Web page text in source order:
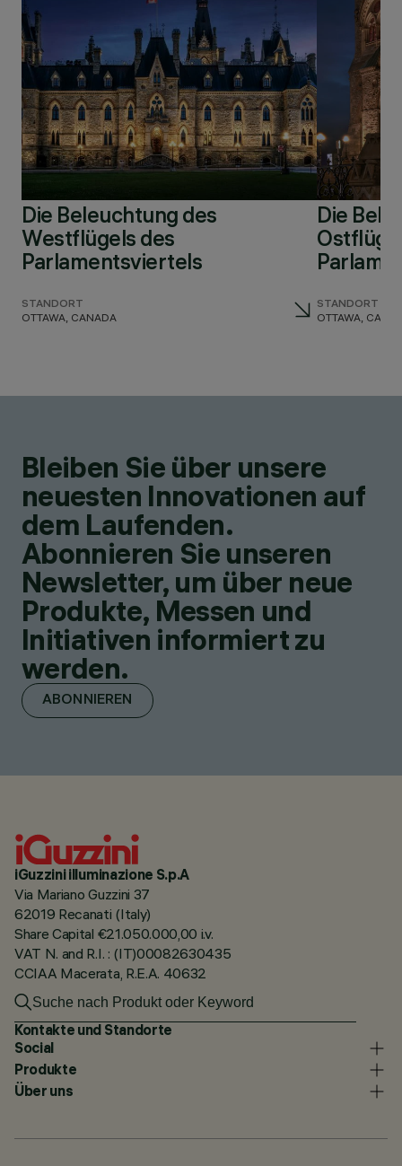
Die Beleuchtung des
Westflügels des
Parlamentsviertels
STANDORT
OTTAWA, CANADA
Die
STANDORT
OTTAWA,
Bleiben Sie über unsere
neuesten Innovationen auf
dem Laufenden.
Abonnieren Sie unseren
Newsletter, um über neue
Produkte, Messen und
Initiativen informiert zu
werden.
ABONNIEREN
iGuzzini illuminazione S.p.A
Via Mariano Guzzini 37
62019 Recanati (Italy)
Share Capital €21.050.000,00 i.v.
VAT N. and R.I. : (IT)00082630435
CCIAA Macerata, R.E.A. 40632
Kontakte und Standorte
Social
Produkte
Über uns